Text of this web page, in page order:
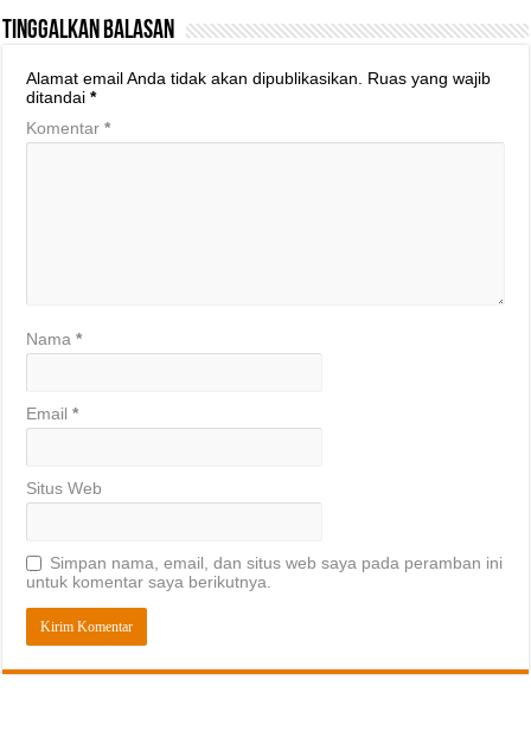
Tinggalkan Balasan
Alamat email Anda tidak akan dipublikasikan.
Ruas yang wajib
ditandai*
Komentar*
Nama*
Email*
Situs Web
Simpan nama, email, dan situs web saya pada peramban ini
untuk komentar saya berikutnya.